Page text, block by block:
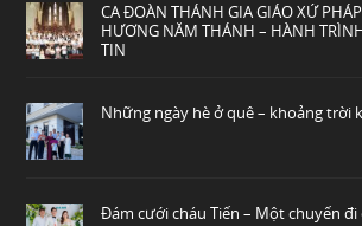
CA ĐOÀN THÁNH GIA GIÁO XỨ
HƯƠNG NĂM THÁNH – HÀNH
TIN
Những ngày hè ở quê – khoảng trời
Đám cưới cháu Tiến – Một chuyến đi